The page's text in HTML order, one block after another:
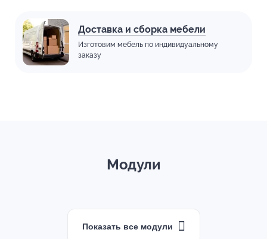
Доставка и сборка мебели
Изготовим мебель по индивидуальному
заказу
Модули
Показать все модули